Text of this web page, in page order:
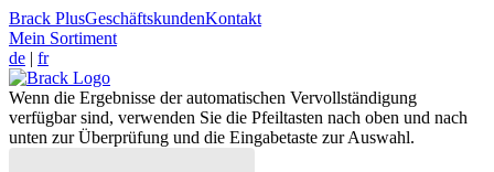
Brack PlusGeschäftskundenKontakt
Mein Sortiment
de | fr
Wenn die Ergebnisse der automatischen Vervollständigung
verfügbar sind, verwenden Sie die Pfeiltasten nach oben und nach
unten zur Überprüfung und die Eingabetaste zur Auswahl.